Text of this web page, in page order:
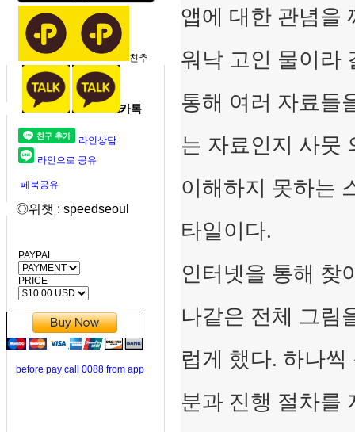
친추
카톡
라인상담
라인으로 공유
페북공유
◎위챗 : speedseoul
PAYPAL
PRICE
before pay call 0088 from app
앱에 대한 관념을
워낙 고인 물이라
통해 여러 자료들
는 자료인지 사뭇
이해하지 못하는
타일이다.
인터넷을 통해 찾
나같은 전체 그림
럽게 했다. 하나
분과 진행 절차를